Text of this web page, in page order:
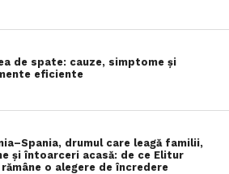
de spate: cauze, simptome și
eficiente
drumul care leagă familii,
și întoarceri acasă: de ce Elitur
o alegere de încredere